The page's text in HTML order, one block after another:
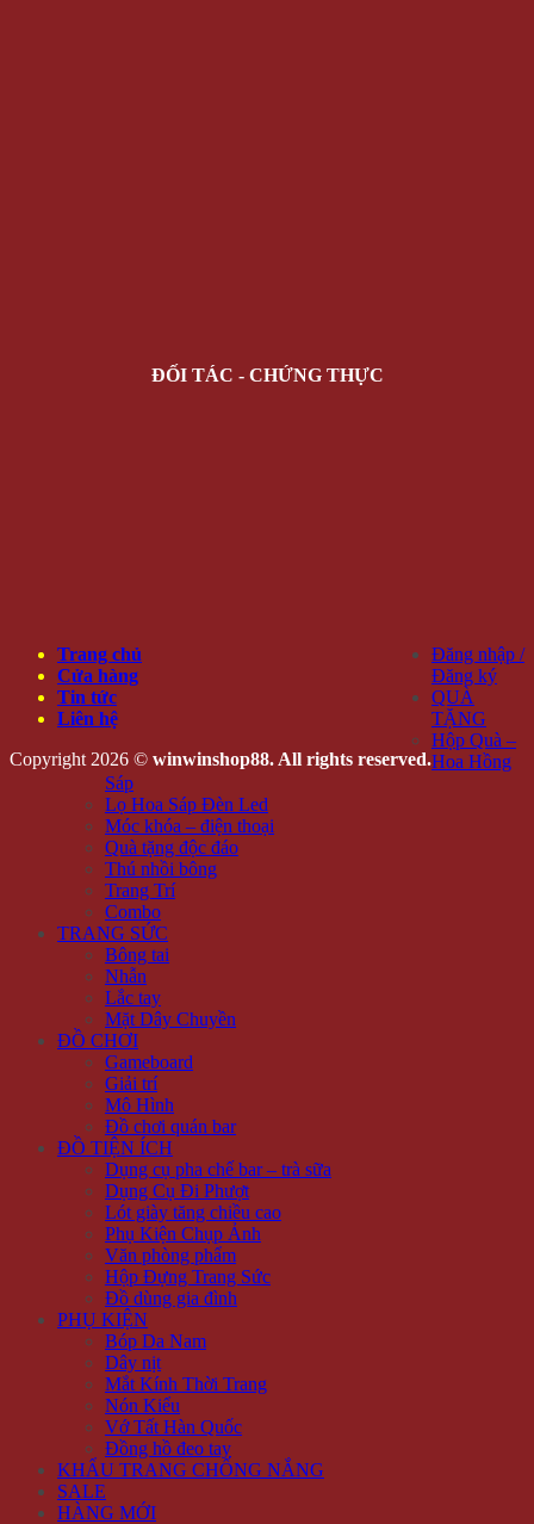
ĐỐI TÁC - CHỨNG THỰC
Trang chủ
Cửa hàng
Tin tức
Liên hệ
Copyright 2026 © winwinshop88. All rights reserved.
Đăng nhập /
Đăng ký
QUÀ
TẶNG
Hộp Quà –
Hoa Hồng
Sáp
Lọ Hoa Sáp Đèn Led
Móc khóa – điện thoại
Quà tặng độc đáo
Thú nhồi bông
Trang Trí
Combo
TRANG SỨC
Bông tai
Nhẫn
Lắc tay
Mặt Dây Chuyền
ĐỒ CHƠI
Gameboard
Giải trí
Mô Hình
Đồ chơi quán bar
ĐỒ TIỆN ÍCH
Dụng cụ pha chế bar – trà sữa
Dụng Cụ Đi Phượt
Lót giày tăng chiều cao
Phụ Kiện Chụp Ảnh
Văn phòng phẩm
Hộp Đựng Trang Sức
Đồ dùng gia đình
PHỤ KIỆN
Bóp Da Nam
Dây nịt
Mắt Kính Thời Trang
Nón Kiểu
Vớ Tất Hàn Quốc
Đồng hồ đeo tay
KHẨU TRANG CHỐNG NẮNG
SALE
HÀNG MỚI